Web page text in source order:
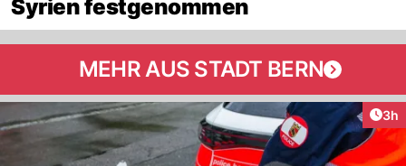
Syrien festgenommen
MEHR AUS STADT BERN
3h